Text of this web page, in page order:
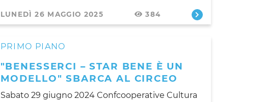
LUNEDÌ 26 MAGGIO 2025 384
PRIMO PIANO
"BENESSERCI – STAR BENE È UN
MODELLO" SBARCA AL CIRCEO
Sabato 29 giugno 2024 Confcooperative Cultura